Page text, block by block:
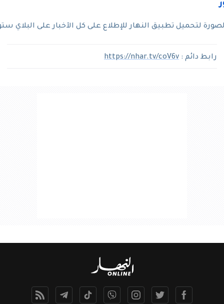
لتحميل تطبيق النهار للإطلاع على كل الآخبار على البلاي
رابط دائم : https://nhar.tv/coV6v